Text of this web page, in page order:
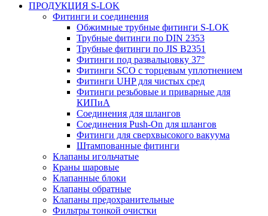
ПРОДУКЦИЯ S-LOK
Фитинги и соединения
Обжимные трубные фитинги S-LOK
Трубные фитинги по DIN 2353
Трубные фитинги по JIS B2351
Фитинги под развальцовку 37°
Фитинги SCO с торцевым уплотнением
Фитинги UHP для чистых сред
Фитинги резьбовые и приварные для
КИПиА
Соединения для шлангов
Соединения Push-On для шлангов
Фитинги для сверхвысокого вакуума
Штампованные фитинги
Клапаны игольчатые
Краны шаровые
Клапанные блоки
Клапаны обратные
Клапаны предохранительные
Фильтры тонкой очистки